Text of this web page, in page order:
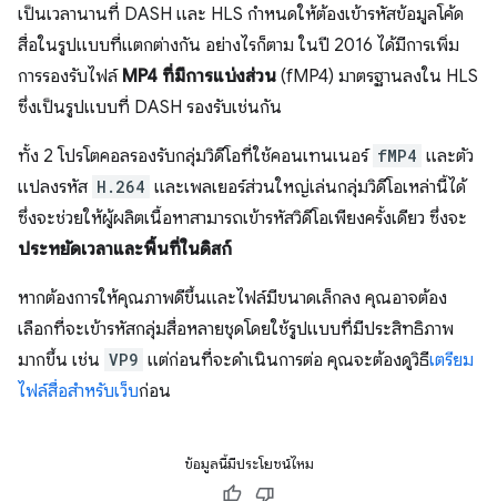
เป็นเวลานานที่ DASH และ HLS กำหนดให้ต้องเข้ารหัสข้อมูลโค้ด
สื่อในรูปแบบที่แตกต่างกัน อย่างไรก็ตาม ในปี 2016 ได้มีการเพิ่ม
การรองรับไฟล์ MP4 ที่มีการแบ่งส่วน (fMP4) มาตรฐานลงใน HLS
ซึ่งเป็นรูปแบบที่ DASH รองรับเช่นกัน
ทั้ง 2 โปรโตคอลรองรับกลุ่มวิดีโอที่ใช้คอนเทนเนอร์ fMP4 และตัว
แปลงรหัส H.264 และเพลเยอร์ส่วนใหญ่เล่นกลุ่มวิดีโอเหล่านี้ได้
ซึ่งจะช่วยให้ผู้ผลิตเนื้อหาสามารถเข้ารหัสวิดีโอเพียงครั้งเดียว ซึ่งจะ
ประหยัดเวลาและพื้นที่ในดิสก์
หากต้องการให้คุณภาพดีขึ้นและไฟล์มีขนาดเล็กลง คุณอาจต้อง
เลือกที่จะเข้ารหัสกลุ่มสื่อหลายชุดโดยใช้รูปแบบที่มีประสิทธิภาพ
มากขึ้น เช่น VP9 แต่ก่อนที่จะดำเนินการต่อ คุณจะต้องดูวิธีเตรียม
ไฟล์สื่อสำหรับเว็บก่อน
ข้อมูลนี้มีประโยชน์ไหม